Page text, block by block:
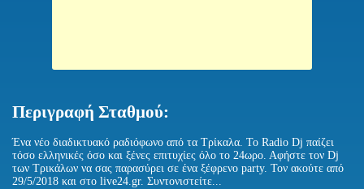
Περιγραφή Σταθμού:
Ένα νέο διαδικτυακό ραδιόφωνο από τα Τρίκαλα. Το Radio Dj παίζει
τόσο ελληνικές όσο και ξένες επιτυχίες όλο το 24ωρο. Αφήστε τον Dj
των Τρικάλων να σας παρασύρει σε ένα ξέφρενο party. Τον ακούτε από
29/5/2018 και στο live24.gr. Συντονιστείτε...